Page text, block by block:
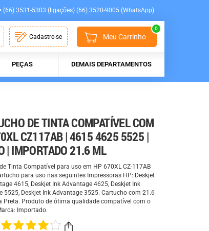
(66) 3531-5303 (ligações) (66) 3520-9005 (WhatsApp)
Cadastre-se Meu Carrinho
0
PEÇAS DEMAIS DEPARTAMENTOS
DE TINTA COMPATÍVEL COM
CZ117AB | 4615 4625 5525 |
| IMPORTADO 21.6 ML
Tinta Compatível para uso em HP 670XL CZ-117AB
para uso nas seguintes Impressoras HP: Deskjet
4615, Deskjet Ink Advantage 4625, Deskjet Ink
5525, Deskjet Ink Advantage 3525. Cartucho com 21.6
Preta. Produto de ótima qualidade compatível com o
Importado.